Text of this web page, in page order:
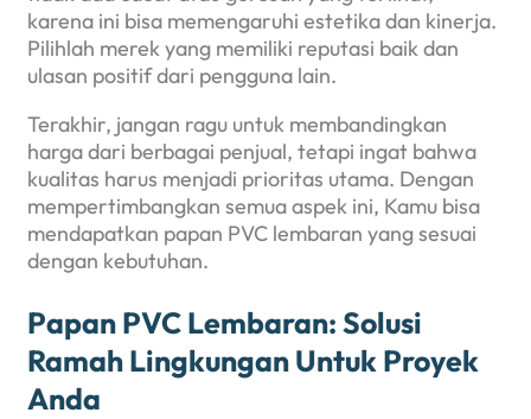
karena ini bisa memengaruhi estetika dan kinerja.
Pilihlah merek yang memiliki reputasi baik dan
ulasan positif dari pengguna lain.
Terakhir, jangan ragu untuk membandingkan
harga dari berbagai penjual, tetapi ingat bahwa
kualitas harus menjadi prioritas utama. Dengan
mempertimbangkan semua aspek ini, Kamu bisa
mendapatkan papan PVC lembaran yang sesuai
dengan kebutuhan.
Papan PVC Lembaran: Solusi
Ramah Lingkungan Untuk Proyek
Anda